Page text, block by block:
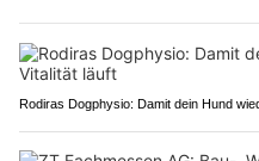
Rodiras Dogphysio: Damit dein Hund